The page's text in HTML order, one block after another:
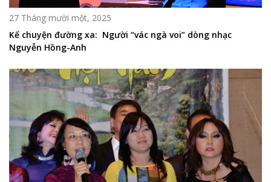
27 Tháng mười một, 2025
Kể chuyện đường xa: Người “vác ngà voi” dòng nhạc
Nguyễn Hồng-Anh